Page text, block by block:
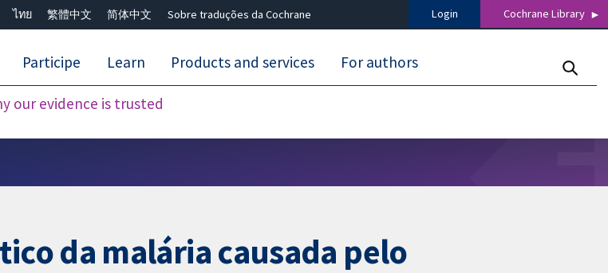
ไทย 繁體中文 简体中文 Sobre traduções da Cochrane Login Cochrane Library
our evidence is trusted
Participe Learn Products and services For authors
da malária causada pelo